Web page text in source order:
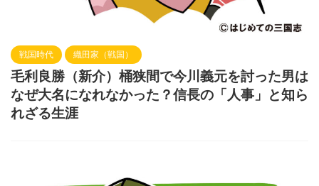
戦国時代 織田家（戦国）
毛利良勝（新介）桶狭間で今川義元を討った男は
なぜ大名になれなかった？信長の「人事」と知ら
れざる生涯